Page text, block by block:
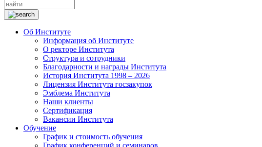
Об Институте
Информация об Институте
О ректоре Института
Структура и сотрудники
Благодарности и награды Института
История Института 1998 – 2026
Лицензия Института госзакупок
Эмблема Института
Наши клиенты
Сертификация
Вакансии Института
Обучение
График и стоимость обучения
График конференций и семинаров